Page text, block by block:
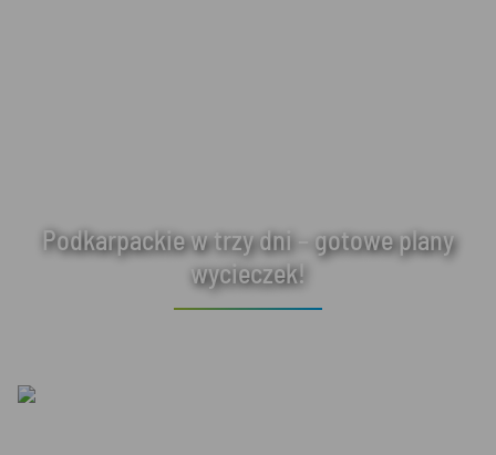
Podkarpackie w trzy dni – gotowe plany
wycieczek!